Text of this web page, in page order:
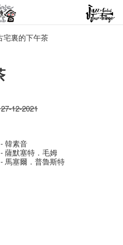
宅裏的下午茶
12-2021
韓素音
薩默塞特．毛姆
馬塞爾．普魯斯特